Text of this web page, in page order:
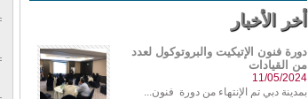
أخر الأخبار
دورة فنون الإتيكيت والبروتوكول لعدد
من القيادات
11/05/2024
بمدينة دبي تم الإنتهاء من دورة فنون...